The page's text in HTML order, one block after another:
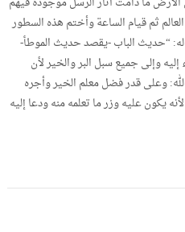
ثم قيام الساعة وأختم هذه السطور
“حديث الباب -يقصد حديث الموطأ-
وإلى جميع سبل البر والخير لأن
وعلى قدر فضل معلم الخير وأجره
يكون عليه وزر ما تعلمه منه ودعا إليه